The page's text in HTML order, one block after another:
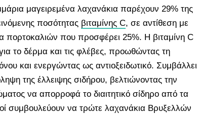
μαγειρεμένα λαχανάκια παρέχουν 29% της
ποσότητας βιταμίνης C, σε αντίθεση με
πορτοκαλιών που προσφέρει 25%. Η βιταμίνη C
για το δέρμα και τις φλέβες, προωθώντας τη
και ενεργώντας ως αντιοξειδωτικό. Συμβάλλει
της έλλειψης σιδήρου, βελτιώνοντας την
να απορροφά το διαιτητικό σίδηρο από τα
συμβουλεύουν να τρώτε λαχανάκια Βρυξελλών